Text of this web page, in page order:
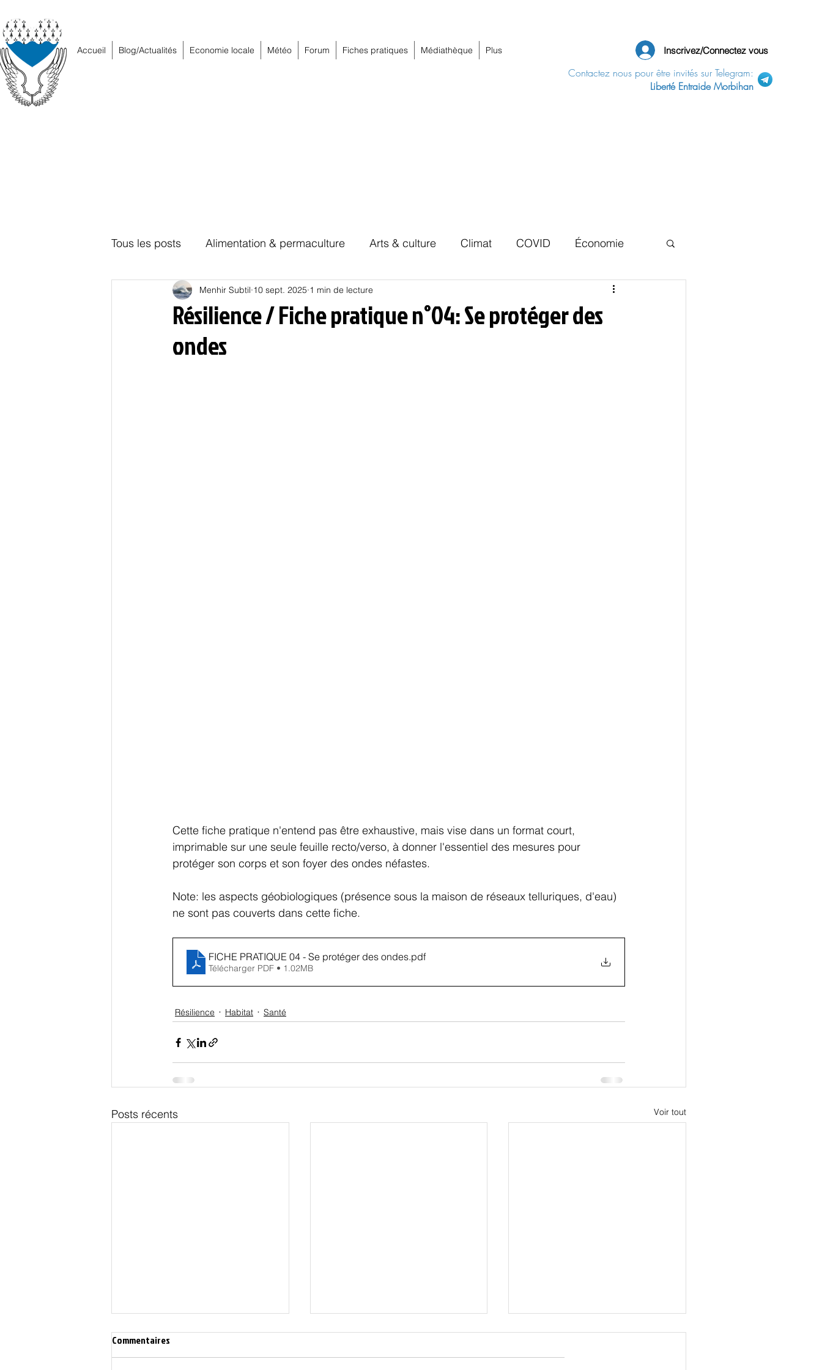
Accueil Blog/Actualités Economie locale Météo Forum Fiches pratiques Médiathèque Plus Inscrivez/Connectez vous
Contactez nous pour être invités sur Telegram:
Liberté Entraide Morbihan
Tous les posts Alimentation & permaculture Arts & culture Climat COVID Économie
Education Energies Habitat Hors piste Local
Oligarchie
Résilience / Fiche pratique n°04: Se protéger des
ondes
Menhir Subtil 10 sept. 2025 1 min de lecture
Cette fiche pratique n'entend pas être exhaustive, mais vise dans un format court,
imprimable sur une seule feuille recto/verso, à donner l'essentiel des mesures pour
protéger son corps et son foyer des ondes néfastes.
Note: les aspects géobiologiques (présence sous la maison de réseaux telluriques, d'eau)
ne sont pas couverts dans cette fiche.
FICHE PRATIQUE 04 - Se protéger des ondes.pdf
Télécharger PDF • 1.02MB
Résilience Habitat Santé
Posts récents Voir tout
Commentaires